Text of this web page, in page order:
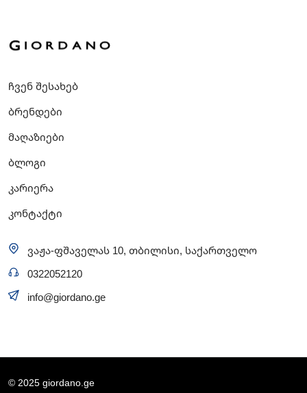
ჩვენ შესახებ
ბრენდები
მაღაზიები
ბლოგი
კარიერა
კონტაქტი
ვაჟა-ფშაველას 10, თბილისი, საქართველო
0322052120
info@giordano.ge
© 2025 giordano.ge